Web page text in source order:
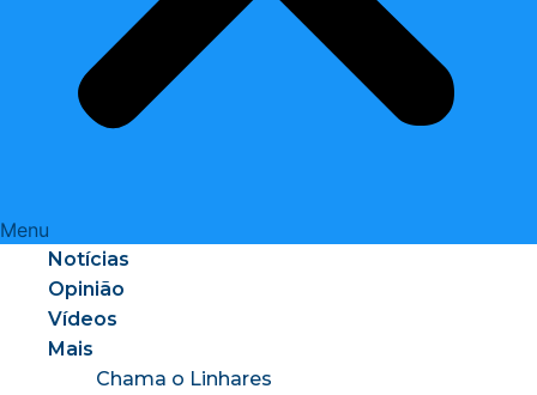
Menu
Notícias
Opinião
Vídeos
Mais
Chama o Linhares